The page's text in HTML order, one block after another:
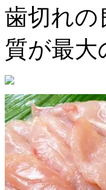
歯切れの
質が最大